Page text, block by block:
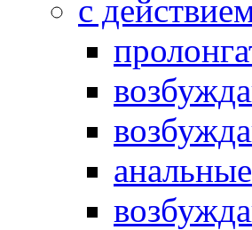
с
анальные